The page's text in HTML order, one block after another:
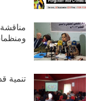
تنمية